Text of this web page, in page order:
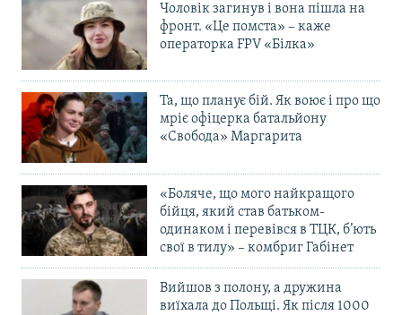
Чоловік загинув і вона пішла на
фронт. «Це помста» – каже
операторка FPV «Білка»
Та, що планує бій. Як воює і про що
мріє офіцерка батальйону
«Свобода» Маргарита
«Боляче, що мого найкращого
бійця, який став батьком-
одинаком і перевівся в ТЦК, б’ють
свої в тилу» – комбриг Габінет
Вийшов з полону, а дружина
виїхала до Польщі. Як після 1000